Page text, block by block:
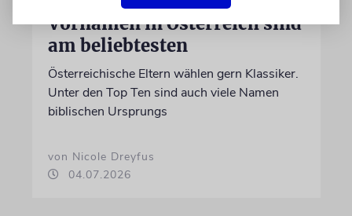
Vornamen in Österreich sind
am beliebtesten
Österreichische Eltern wählen gern Klassiker.
Unter den Top Ten sind auch viele Namen
biblischen Ursprungs
von Nicole Dreyfus
04.07.2026